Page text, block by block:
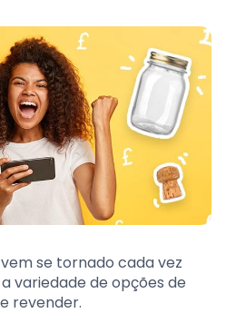
se tornado cada vez
variedade de opções de
revender.